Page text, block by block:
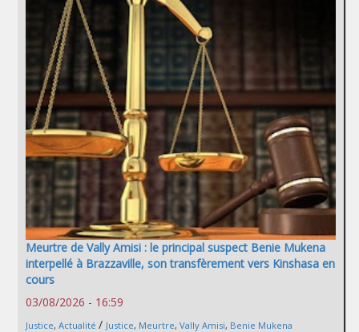
Meurtre de Vally Amisi : le principal suspect Benie Mukena
interpellé à Brazzaville, son transfèrement vers Kinshasa en
cours
03/08/2026 - 16:59
Justice, Actualité / Justice, Meurtre, Vally Amisi, Benie Mukena